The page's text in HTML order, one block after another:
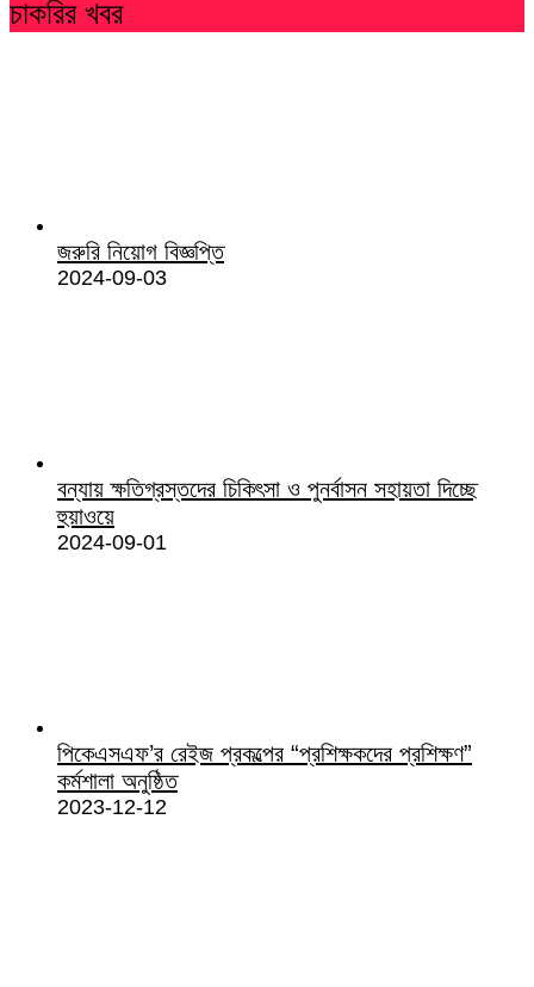
চাকরির খবর
জরুরি নিয়োগ বিজ্ঞপ্তি
2024-09-03
বন্যায় ক্ষতিগ্রস্তদের চিকিৎসা ও পুনর্বাসন সহায়তা দিচ্ছে
হুয়াওয়ে
2024-09-01
পিকেএসএফ’র রেইজ প্রকল্পের “প্রশিক্ষকদের প্রশিক্ষণ”
কর্মশালা অনুষ্ঠিত
2023-12-12